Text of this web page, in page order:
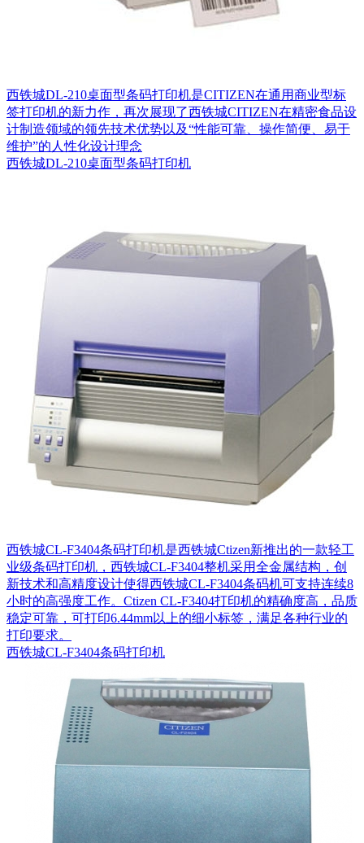
西铁城DL-210桌面型条码打印机是CITIZEN在通用商业型标
签打印机的新力作，再次展现了西铁城CITIZEN在精密食品设
计制造领域的领先技术优势以及“性能可靠、操作简便、易于
维护”的人性化设计理念
西铁城DL-210桌面型条码打印机
西铁城CL-F3404条码打印机是西铁城Ctizen新推出的一款轻工
业级条码打印机，西铁城CL-F3404整机采用全金属结构，创
新技术和高精度设计使得西铁城CL-F3404条码机可支持连续8
小时的高强度工作。Ctizen CL-F3404打印机的精确度高，品质
稳定可靠，可打印6.44mm以上的细小标签，满足各种行业的
打印要求。
西铁城CL-F3404条码打印机